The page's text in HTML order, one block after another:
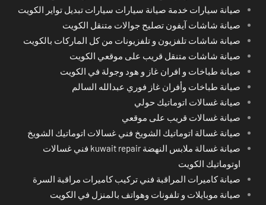
صيانة سيارات خدمة صيانة سيارات سيارات تبديل تواير الكويت
صيانة شاشات آيفون تصليح جوالات متنقل الكويت
صيانة شاشات تلفزيون و تلفزيونات من كل الماركات بالكويت
صيانة شاشات متنقل قريب على موقعي الكويت
صيانة طباخات و افران غاز و هود وجولة في الكويت
صيانة طباخات وأفران غاز فوري عبدالله السالم
صيانة غسالات اتوماتيك حولي
صيانة غسالات قريب على موقعي
صيانة غسالة اتوماتيك الشويخ فني غسالات اتوماتيك الشويخ
صيانة غسالة ملابس النهضة kuwait repair فني غسالات
اوتوماتيك الكويت
صيانة كاميرات المراقبة فني تركيب كاميرات مراقبة السرة
صيانة موبايلات و تلفونات وهواتف بالمنزل في الكويت